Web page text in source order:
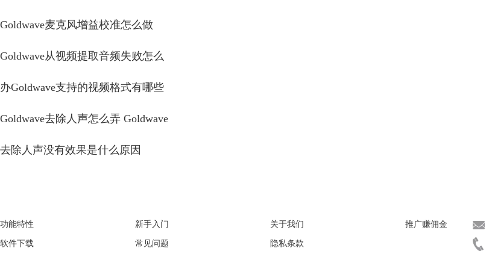
Goldwave麦克风增益校准怎么做
Goldwave从视频提取音频失败怎么
办Goldwave支持的视频格式有哪些
Goldwave去除人声怎么弄 Goldwave
去除人声没有效果是什么原因
功能特性
软件下载
新手入门
常见问题
关于我们
隐私条款
推广赚佣金